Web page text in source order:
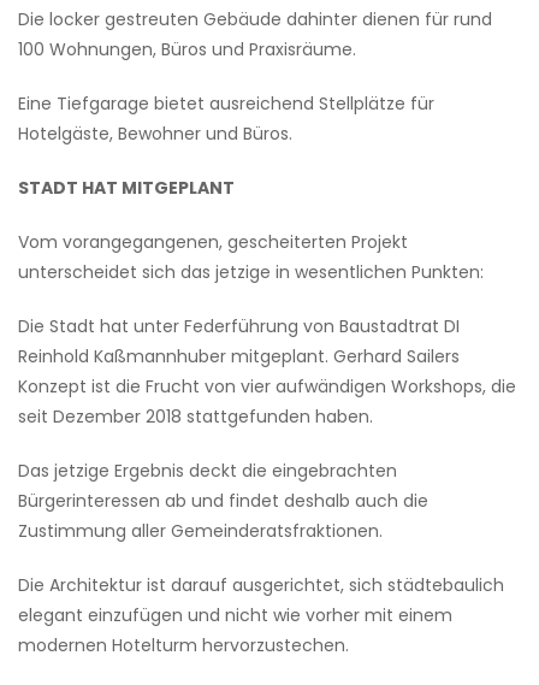
Die locker gestreuten Gebäude dahinter dienen für rund
100 Wohnungen, Büros und Praxisräume.
Eine Tiefgarage bietet ausreichend Stellplätze für
Hotelgäste, Bewohner und Büros.
STADT HAT MITGEPLANT
Vom vorangegangenen, gescheiterten Projekt
unterscheidet sich das jetzige in wesentlichen Punkten:
Die Stadt hat unter Federführung von Baustadtrat DI
Reinhold Kaßmannhuber mitgeplant. Gerhard Sailers
Konzept ist die Frucht von vier aufwändigen Workshops, die
seit Dezember 2018 stattgefunden haben.
Das jetzige Ergebnis deckt die eingebrachten
Bürgerinteressen ab und findet deshalb auch die
Zustimmung aller Gemeinderatsfraktionen.
Die Architektur ist darauf ausgerichtet, sich städtebaulich
elegant einzufügen und nicht wie vorher mit einem
modernen Hotelturm hervorzustechen.